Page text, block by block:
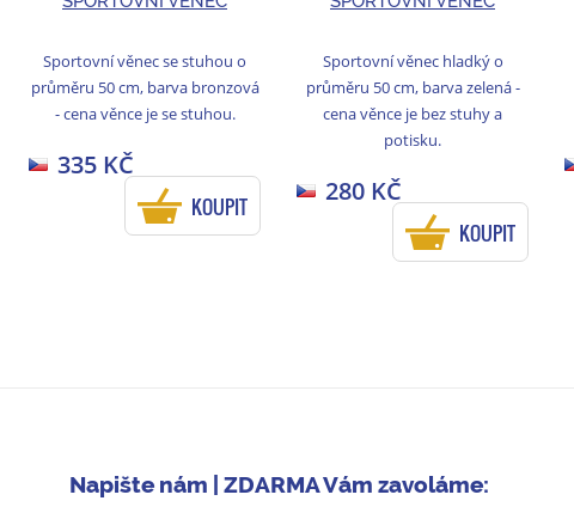
Sportovní věnec se stuhou o
průměru 50 cm, barva bronzová
- cena věnce je se stuhou.
335 KČ
KOUPIT
Sportovní věnec hladký o
průměru 50 cm, barva zelená -
cena věnce je bez stuhy a
potisku.
280 KČ
KOUPIT
Napište nám | ZDARMA Vám zavoláme: